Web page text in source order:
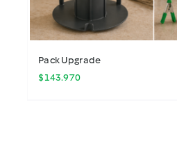
Pack Upgrade
$143.970